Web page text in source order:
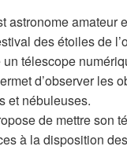
astronome amateur
des étoiles de
un télescope
d’observer les
et nébuleuses.
de mettre son
à la disposition